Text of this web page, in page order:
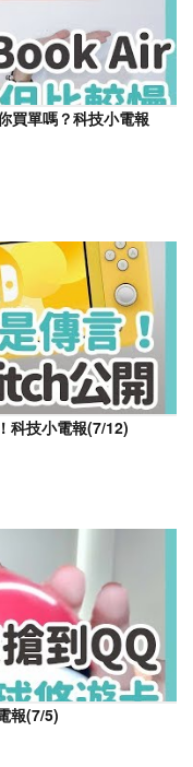
買單嗎？科技小電報
科技小電報(7/12)
報(7/5)